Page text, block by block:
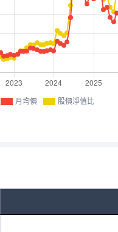
月均價 股價淨值比